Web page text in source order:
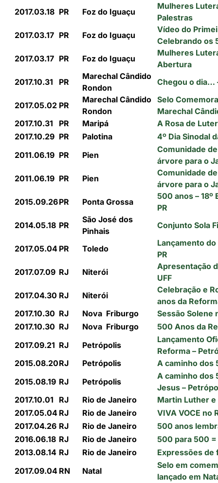
2017.03.18 PR Foz do Iguaçu
Mulheres
Palestras
2017.03.17 PR Foz do Iguaçu
Vídeo do
Celebrando os
2017.03.17 PR Foz do Iguaçu
Mulheres
Abertura
2017.10.31
PR
Marechal Cândido
Rondon
Chegou o dia…
2017.05.02 PR
Marechal Cândido
Rondon
Selo
Marechal
2017.10.31
PR Maripá
A Rosa de
2017.10.29 PR Palotina
4º Dia Sinodal
2011.06.19 PR Pien
Comunidade
árvore para o
2011.06.19 PR Pien
Comunidade
árvore para o
2015.09.26PR Ponta Grossa
500 anos – 18º
PR
2014.05.18 PR
São José dos
Pinhais
Conjunto Sola
2017.05.04 PR Toledo
Lançamento
PR
2017.07.09 RJ Niterói
Apresentação
UFF
2017.04.30 RJ Niterói
Celebração e
anos da
2017.10.30 RJ Nova Friburgo
Sessão Solene
2017.10.30 RJ Nova Friburgo
500 Anos da
2017.09.21 RJ Petrópolis
Lançamento
Reforma –
2015.08.20RJ Petrópolis
A caminho dos
2015.08.19 RJ Petrópolis
A caminho dos
Jesus –
2017.10.01
RJ Rio de Janeiro
Martin Luther
2017.05.04 RJ Rio de Janeiro
VIVA VOCE no
2017.04.26 RJ Rio de Janeiro
500 anos
2016.06.18 RJ Rio de Janeiro
500 para 500
2013.08.14 RJ Rio de Janeiro
Expressões de
2017.09.04 RN Natal
Selo em
lançado em